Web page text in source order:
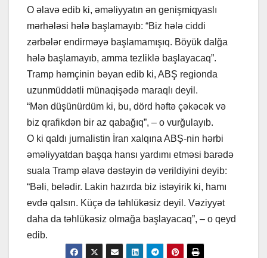
O əlavə edib ki, əməliyyatın ən genişmiqyaslı
mərhələsi hələ başlamayıb: “Biz hələ ciddi
zərbələr endirməyə başlamamışıq. Böyük dalğa
hələ başlamayıb, amma tezliklə başlayacaq”.
Tramp həmçinin bəyan edib ki, ABŞ regionda
uzunmüddətli münaqişədə maraqlı deyil.
“Mən düşünürdüm ki, bu, dörd həftə çəkəcək və
biz qrafikdən bir az qabağıq”, – o vurğulayıb.
O ki qaldı jurnalistin İran xalqına ABŞ-nin hərbi
əməliyyatdan başqa hansı yardımı etməsi barədə
suala Tramp əlavə dəstəyin də verildiyini deyib:
“Bəli, belədir. Lakin hazırda biz istəyirik ki, hamı
evdə qalsın. Küçə də təhlükəsiz deyil. Vəziyyət
daha da təhlükəsiz olmağa başlayacaq”, – o qeyd
edib.